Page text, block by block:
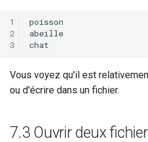
Vous voyez qu'il est
ou d'écrire dans un fichier.
7.3 Ouvrir deux